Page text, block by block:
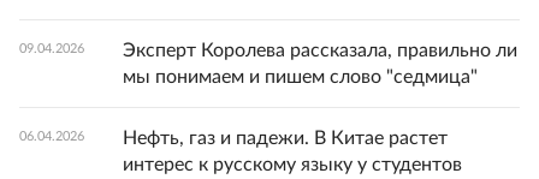
09.04.2026
Эксперт Королева рассказала, правильно ли
мы понимаем и пишем слово "седмица"
06.04.2026
Нефть, газ и падежи. В Китае растет
интерес к русскому языку у студентов